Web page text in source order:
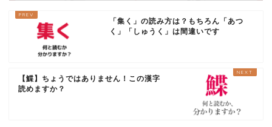
「集く」の読み方は？もちろん「あつ
く」「しゅうく」は間違いです
【鰈】ちょうではありません！この漢字
読めますか？